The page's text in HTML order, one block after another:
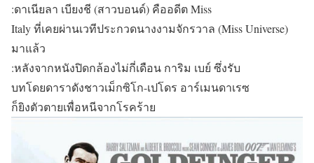
:ดาเนียลา เบียงชี (สาวบอนด์) คืออดีต Miss
Italy ที่เคยผ่านเวทีประกวดนางงามจักรวาล (Miss Universe)
มาแล้ว
:หลังจากหนังปิดกล้องไม่กี่เดือน การิม เบย์ ซึ่งรับ
บทโดยดาราดังชาวเม็กซิโก-เปโดร อาร์เมนดาเรซ
ก็ยิงตัวตายเพื่อหนีจากโรคร้าย